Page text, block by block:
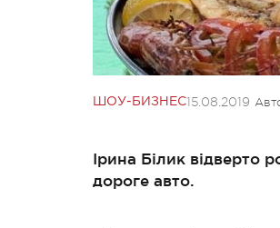
ШОУ-БИЗНЕС15.08.2019
Ірина Білик відверто
дороге авто.